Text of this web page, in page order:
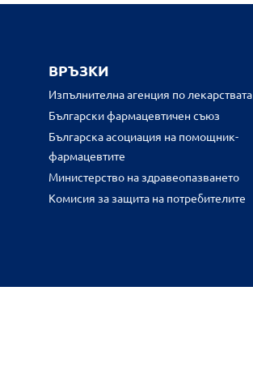
ВРЪЗКИ
Изпълнителна агенция по лекарствата
Български фармацевтичен съюз
Българска асоциация на помощник-
фармацевтите
Министерство на здравеопазването
Комисия за защита на потребителите